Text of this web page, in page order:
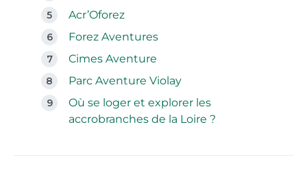
Acr’Oforez
Forez Aventures
Cimes Aventure
Parc Aventure Violay
Où se loger et explorer les
accrobranches de la Loire ?